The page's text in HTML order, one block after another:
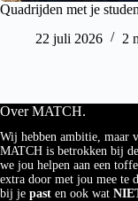
Quadrijden met je
22 juli 2026
2
Over MATCH.
Wij hebben ambitie, maar
MATCH is betrokken bij
we jou helpen aan een
extra door met jou mee te
bij je past en ook wat